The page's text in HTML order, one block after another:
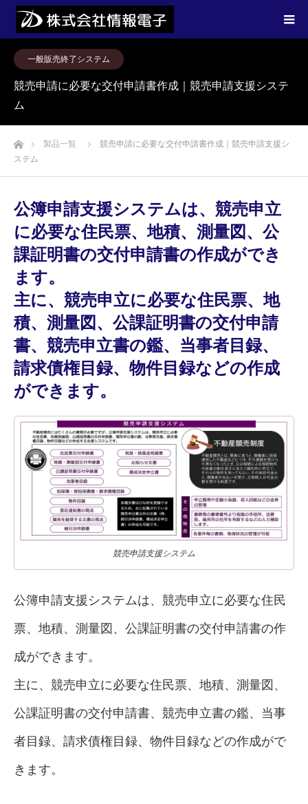
一般販売終了システム
競売申請に必要な交付申請書作成｜競売申請支援システ
ム
ホーム製品一覧
競売申請に必要な交付申請書作成｜競売申請支援シ
ステム
公簿申請支援システムは、競売申立
に必要な住民票、地積、測量図、公
課証明書の交付申請書の作成ができ
ます。
主に、競売申立に必要な住民票、地
積、測量図、公課証明書の交付申請
書、競売申立書の鑑、当事者目録、
請求債権目録、物件目録などの作成
ができます。
競売申請支援システム
公簿申請支援システムは、競売申立に必要な住民
票、地積、測量図、公課証明書の交付申請書の作
成ができます。
主に、競売申立に必要な住民票、地積、測量図、
公課証明書の交付申請書、競売申立書の鑑、当事
者目録、請求債権目録、物件目録などの作成がで
きます。